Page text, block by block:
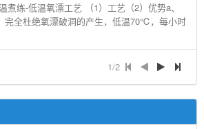
煮练-低温氧漂工艺 （1）工艺（2）优势a、
全杜绝氧漂破洞的产生，低温70℃，每小时
1/2